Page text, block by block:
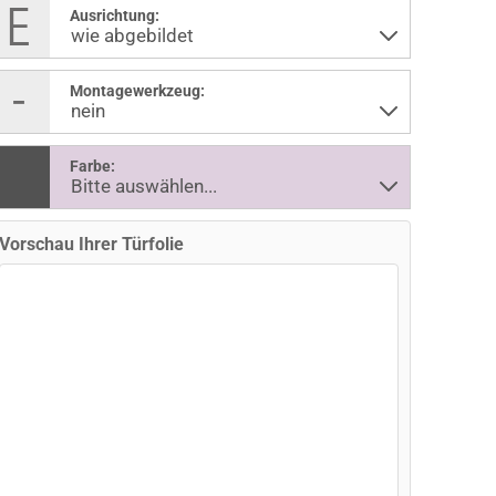
Ausrichtung:
Montagewerkzeug:
Farbe:
Ihrer Türfolie